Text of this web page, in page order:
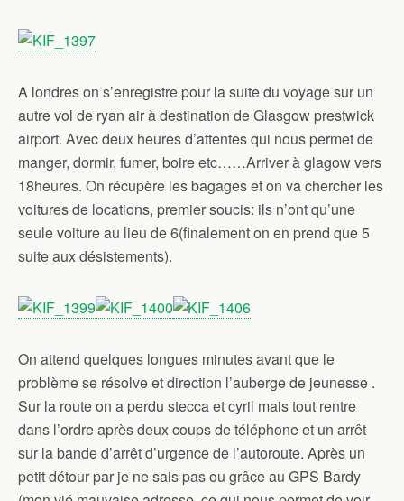
A londres on s’enregistre pour la suite du voyage sur un
autre vol de ryan air à destination de Glasgow prestwick
airport. Avec deux heures d’attentes qui nous permet de
manger, dormir, fumer, boire etc……Arriver à glagow vers
18heures. On récupère les bagages et on va chercher les
voitures de locations, premier soucis: ils n’ont qu’une
seule voiture au lieu de 6(finalement on en prend que 5
suite aux désistements).
On attend quelques longues minutes avant que le
problème se résolve et direction l’auberge de jeunesse .
Sur la route on a perdu stecca et cyril mais tout rentre
dans l’ordre après deux coups de téléphone et un arrêt
sur la bande d’arrêt d’urgence de l’autoroute. Après un
petit détour par je ne sais pas ou grâce au GPS Bardy